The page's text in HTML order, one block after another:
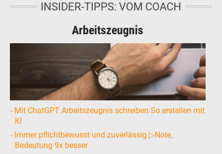
INSIDER-TIPPS: VOM COACH
Arbeitszeugnis
Mit ChatGPT Arbeitszeugnis schreiben So erstellen mit
KI
Immer pflichtbewusst und zuverlässig ▷Note,
Bedeutung 9x besser